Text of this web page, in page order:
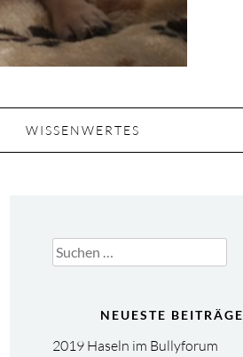
WISSENWERTES
Suchen
nach:
NEUESTE BEITRÄGE
2019 Haseln im Bullyforum